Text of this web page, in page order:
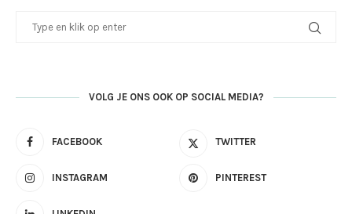
VOLG JE ONS OOK OP SOCIAL MEDIA?
FACEBOOK TWITTER
INSTAGRAM PINTEREST